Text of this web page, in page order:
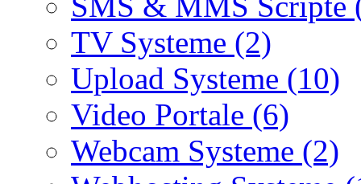
TV Systeme (2)
Upload Systeme (10)
Video Portale (6)
Webcam Systeme (2)